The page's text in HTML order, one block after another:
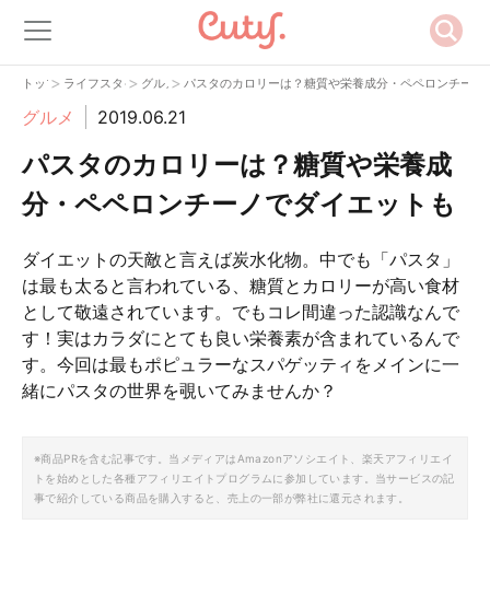
トップ
> ライフスタイル
> グルメ> パスタのカロリーは？糖質や栄養成分・ペペロンチーノ
グルメ 2019.06.21
パスタのカロリーは？糖質や栄養成
分・ペペロンチーノでダイエットも
ダイエットの天敵と言えば炭水化物。中でも「パスタ」
は最も太ると言われている、糖質とカロリーが高い食材
として敬遠されています。でもコレ間違った認識なんで
す！実はカラダにとても良い栄養素が含まれているんで
す。今回は最もポピュラーなスパゲッティをメインに一
緒にパスタの世界を覗いてみませんか？
※商品PRを含む記事です。当メディアはAmazonアソシエイト、楽天アフィリエイ
トを始めとした各種アフィリエイトプログラムに参加しています。当サービスの記
事で紹介している商品を購入すると、売上の一部が弊社に還元されます。